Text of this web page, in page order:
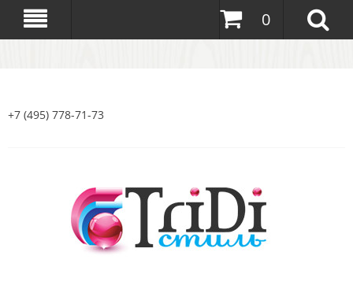
0
+7 (495) 778-71-73